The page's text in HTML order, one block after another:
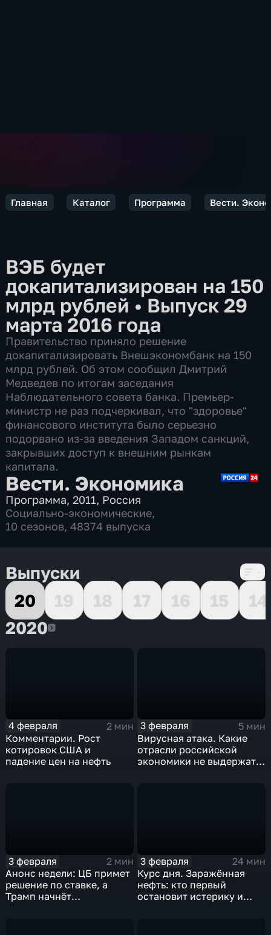
Главная Каталог Программа Вести.
ВЭБ будет
докапитализирован на 150
млрд рублей •Выпуск 29
марта 2016 года
Правительство приняло решение
докапитализировать Внешэкономбанк на 150
млрд рублей. Об этом сообщил Дмитрий
Медведев по итогам заседания
Наблюдательного совета банка. Премьер-
министр не раз подчеркивал, что "здоровье"
финансового института было серьезно
подорвано из-за введения Западом санкций,
закрывших доступ к внешним рынкам
капитала.
Вести. Экономика
Программа,2011, Россия
Социально-экономические,
10 сезонов, 48374 выпуска
Выпуски
20
19 18 17 16 15
14
20202020
4 февраля
2 мин
Комментарии. Рост
котировок США и
падение цен на нефть
3 февраля
5 мин
Вирусная атака. Какие
отрасли российской
экономики не выдержат
3 февраля
2 мин
Анонс недели: ЦБ примет
решение по ставке, а
Трамп начнёт
3 февраля
24 мин
Курс дня. Заражённая
нефть: кто первый
остановит истерику и